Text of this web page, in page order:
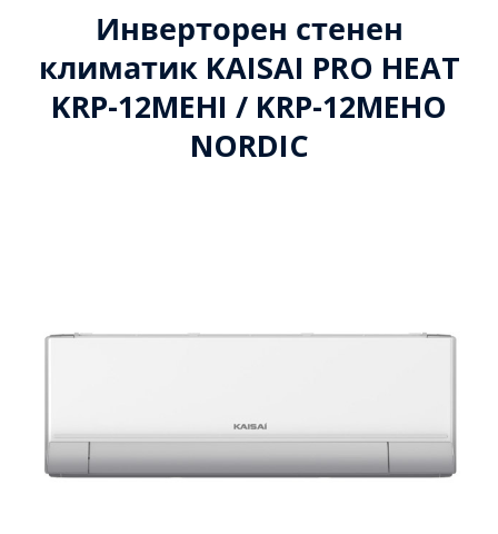
Инверторен стенен
климатик KAISAI PRO HEAT
KRP-12MEHI / KRP-12MEHO
NORDIC